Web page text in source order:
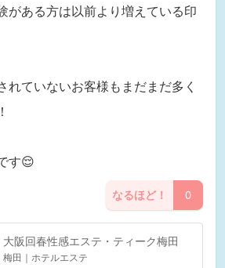
がある方は以前より増えている印
れていないお客様もまだまだ多く
す😌
なるほど！ 0
大阪回春性感エステ・ティーク梅田
梅田｜ホテルエステ